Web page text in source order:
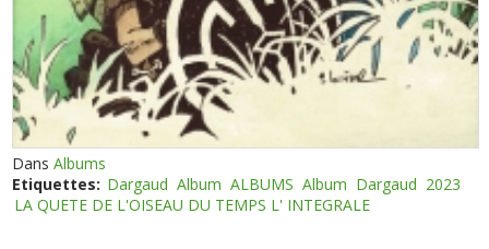
DansAlbums
Etiquettes: Dargaud Album ALBUMS Album Dargaud 2023
LA QUETE DE L'OISEAU DU TEMPS L' INTEGRALE